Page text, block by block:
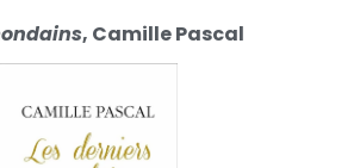
, Camille Pascal